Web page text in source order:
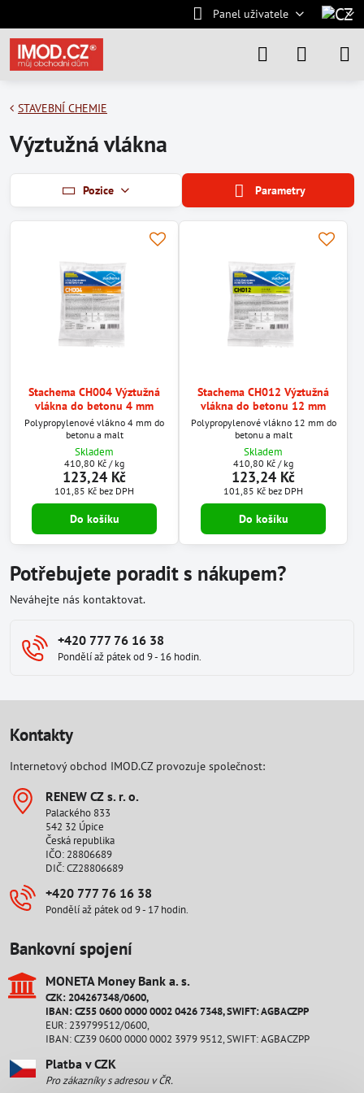
Panel uživatele
STAVEBNÍ CHEMIE
Výztužná vlákna
Pozice Parametry
Stachema CH004 Výztužná
vlákna do betonu 4 mm
Polypropylenové vlákno 4 mm do
betonu a malt
Skladem
123,24 Kč
101,85 Kč bez DPH
410,80 Kč / kg
Do košíku
Stachema CH012 Výztužná
vlákna do betonu 12 mm
Polypropylenové vlákno 12 mm do
betonu a malt
Skladem
123,24 Kč
101,85 Kč bez DPH
410,80 Kč / kg
Do košíku
Potřebujete poradit s nákupem?
Neváhejte nás kontaktovat.
+420 777 76 16 38
Pondělí až pátek od 9 - 16 hodin.
Kontakty
Internetový obchod IMOD.CZ provozuje společnost:
RENEW CZ s​. r​. o​.
Palackého 833
542 32 Úpice
Česká republika
IČO: 28806689
DIČ: CZ28806689
+420 777 76 16 38
Pondělí až pátek od 9 - 17 hodin.
Bankovní spojení
MONETA Money Bank a​. s​.
CZK: 204267348/0600,
IBAN: CZ55 0600 0000 0002 0426 7348, SWIFT: AGBACZPP
EUR: 239799512/0600,
IBAN: CZ39 0600 0000 0002 3979 9512, SWIFT: AGBACZPP
Platba v CZK
Pro zákazníky s adresou v ČR.